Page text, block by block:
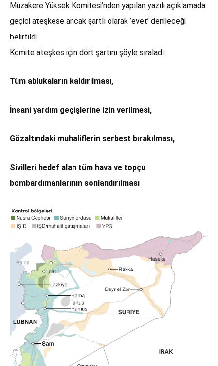
Müzakere Yüksek Komitesi’nden yapılan yazılı açıklamada
geçici ateşkese ancak şartlı olarak ‘evet’ denileceği
belirtildi.
Komite ateşkes için dört şartını şöyle sıraladı:
Tüm ablukaların kaldırılması,
İnsani yardım geçişlerine izin verilmesi,
Gözaltındaki muhaliflerin serbest bırakılması,
Sivilleri hedef alan tüm hava ve topçu
bombardımanlarının sonlandırılması